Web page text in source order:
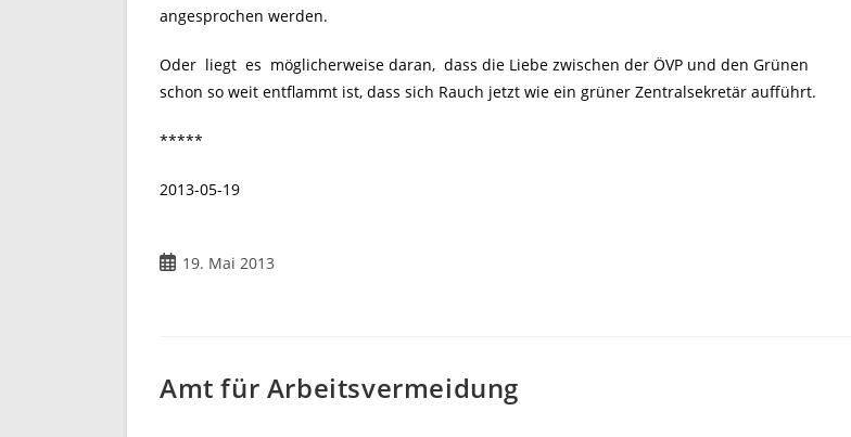
angesprochen werden.
Oder liegt es möglicherweise daran, dass die Liebe zwischen der ÖVP und den Grünen
schon so weit entflammt ist, dass sich Rauch jetzt wie ein grüner Zentralsekretär aufführt.
*****
2013-05-19
Beitrag19. Mai 2013
Amt für Arbeitsvermeidung